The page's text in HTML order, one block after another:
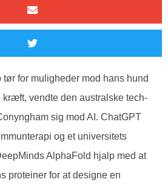
for muligheder mod hans hund
kræft, vendte den australske tech-
sig mod AI. ChatGPT
og et universitets
AlphaFold hjalp med at
proteiner for at designe en